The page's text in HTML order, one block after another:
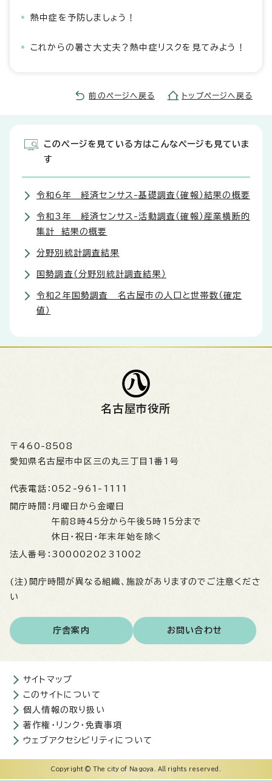
熱中症を予防しましょう！
これからの暑さ大丈夫？熱中症リスクを見てみよう！
前のページへ戻る トップページへ戻る
このページを見ている方はこんなページも見ていま
す
令和6年 経済センサス-基礎調査（確報）結果の概要
令和3年 経済センサス-活動調査（確報）産業横断的
集計 結果の概要
分野別統計調査結果
国勢調査（分野別統計調査結果）
令和2年国勢調査 名古屋市の人口と世帯数（確定
値）
名古屋市役所
〒460-8508
愛知県名古屋市中区三の丸三丁目1番1号
代表電話： 052-961-1111
開庁時間： 月曜日から金曜日
午前8時45分から午後5時15分まで
休日・祝日・年末年始を除く
法人番号： 3000020231002
(注)開庁時間が異なる組織、施設がありますのでご注意くださ
い
庁舎案内 お問い合わせ
サイトマップ
このサイトについて
個人情報の取り扱い
著作権・リンク・免責事項
ウェブアクセシビリティについて
Copyright © The city of Nagoya. All rights reserved.